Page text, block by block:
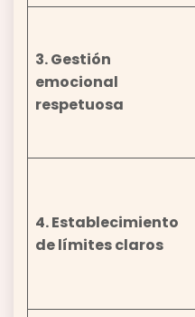
3. Gestión
emocional
respetuosa
4. Establecimiento
de límites claros